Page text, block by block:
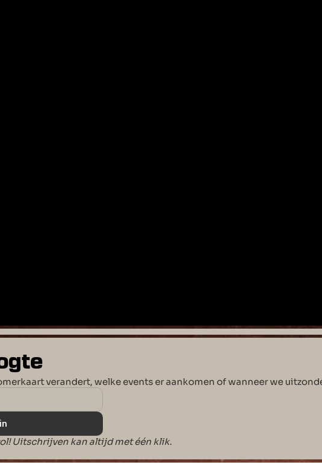
verandert, welke events er aankomen of wanneer we
Uitschrijven kan altijd met één klik.